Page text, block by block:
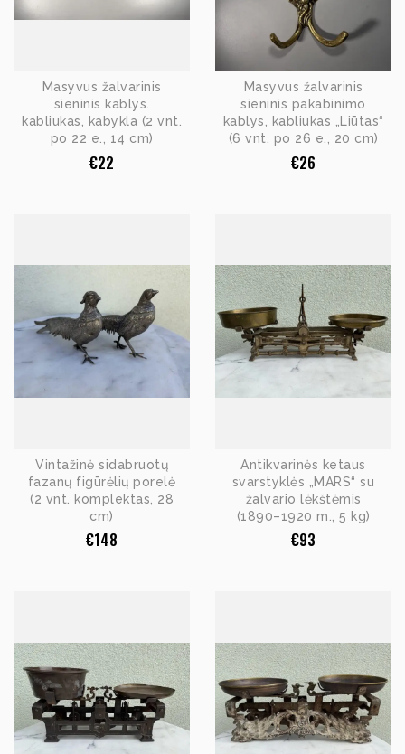
Masyvus žalvarinis
sieninis kablys.
kabliukas, kabykla (2 vnt.
po 22 e., 14 cm)
€22
Masyvus žalvarinis
sieninis pakabinimo
kablys, kabliukas „Liūtas“
(6 vnt. po 26 e., 20 cm)
€26
Vintažinė sidabruotų
fazanų figūrėlių porelė
(2 vnt. komplektas, 28
cm)
€148
Antikvarinės ketaus
svarstyklės „MARS“ su
žalvario lėkštėmis
(1890–1920 m., 5 kg)
€93